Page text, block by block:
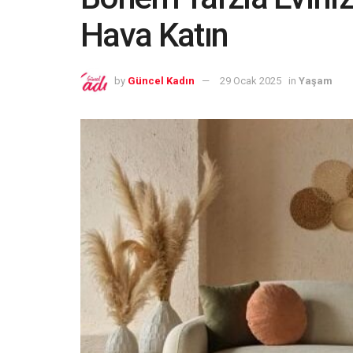
Hava Katın
by Güncel Kadın 29 Ocak 2025 in Yaşam